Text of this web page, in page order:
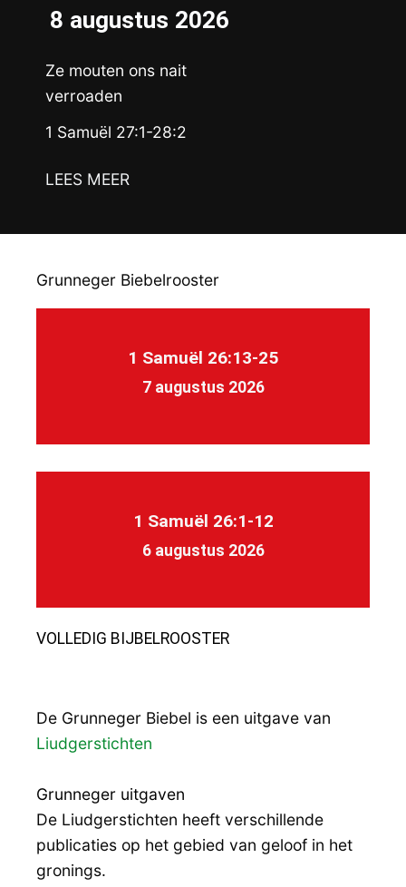
8 augustus 2026
Ze mouten ons nait
verroaden
1 Samuël 27:1-28:2
LEES MEER
Grunneger Biebelrooster
1 Samuël 26:13-25
7 augustus 2026
1 Samuël 26:1-12
6 augustus 2026
VOLLEDIG BIJBELROOSTER
De Grunneger Biebel is een uitgave van
Liudgerstichten
Grunneger uitgaven
De Liudgerstichten heeft verschillende
publicaties op het gebied van geloof in het
gronings.